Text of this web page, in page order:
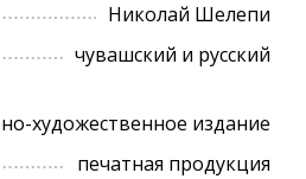
Николай Шелепи
чувашский и русский
художественное издание
печатная продукция